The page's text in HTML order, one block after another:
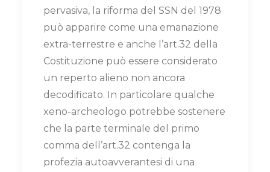
pervasiva, la riforma del SSN del 1978
può apparire come una emanazione
extra-terrestre e anche l’art.32 della
Costituzione può essere considerato
un reperto alieno non ancora
decodificato. In particolare qualche
xeno-archeologo potrebbe sostenere
che la parte terminale del primo
comma dell’art.32 contenga la
profezia autoavverantesi di una